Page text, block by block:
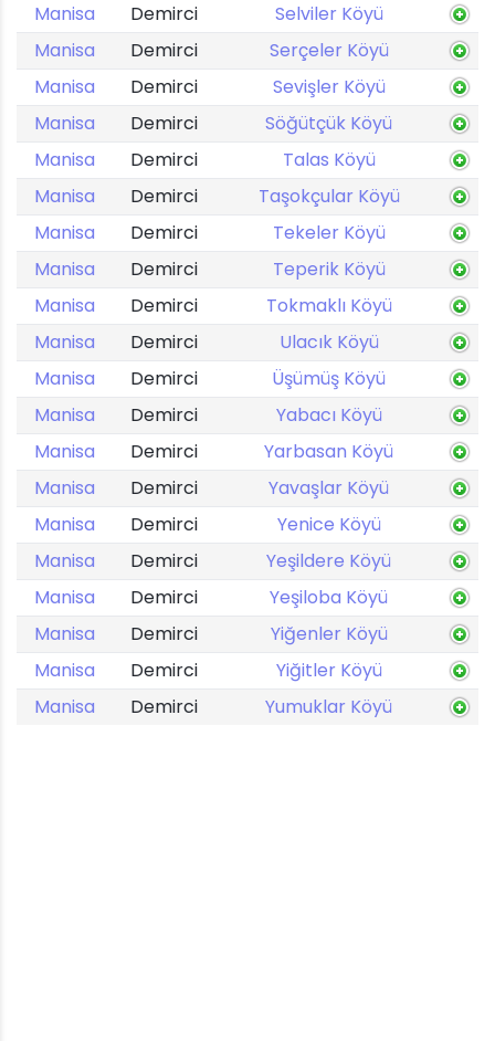
Manisa
Demirci
Selviler Köyü
Manisa
Demirci
Serçeler Köyü
Manisa
Demirci
Sevişler Köyü
Manisa
Demirci
Söğütçük Köyü
Manisa
Demirci
Talas Köyü
Manisa
Demirci
Taşokçular Köyü
Manisa
Demirci
Tekeler Köyü
Manisa
Demirci
Teperik Köyü
Manisa
Demirci
Tokmaklı Köyü
Manisa
Demirci
Ulacık Köyü
Manisa
Demirci
Üşümüş Köyü
Manisa
Demirci
Yabacı Köyü
Manisa
Demirci
Yarbasan Köyü
Manisa
Demirci
Yavaşlar Köyü
Manisa
Demirci
Yenice Köyü
Manisa
Demirci
Yeşildere Köyü
Manisa
Demirci
Yeşiloba Köyü
Manisa
Demirci
Yiğenler Köyü
Manisa
Demirci
Yiğitler Köyü
Manisa
Demirci Yumuklar Köyü